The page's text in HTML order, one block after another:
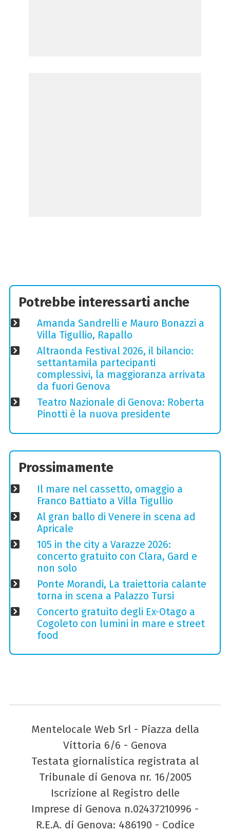
Potrebbe interessarti anche
Amanda Sandrelli e Mauro Bonazzi a
Villa Tigullio, Rapallo
Altraonda Festival 2026, il bilancio:
settantamila partecipanti
complessivi, la maggioranza arrivata
da fuori Genova
Teatro Nazionale di Genova: Roberta
Pinotti è la nuova presidente
Prossimamente
Il mare nel cassetto, omaggio a
Franco Battiato a Villa Tigullio
Al gran ballo di Venere in scena ad
Apricale
105 in the city a Varazze 2026:
concerto gratuito con Clara, Gard e
non solo
Ponte Morandi, La traiettoria calante
torna in scena a Palazzo Tursi
Concerto gratuito degli Ex-Otago a
Cogoleto con lumini in mare e street
food
Mentelocale Web Srl - Piazza della
Vittoria 6/6 - Genova
Testata giornalistica registrata al
Tribunale di Genova nr. 16/2005
Iscrizione al Registro delle
Imprese di Genova n.02437210996 -
R.E.A. di Genova: 486190 - Codice